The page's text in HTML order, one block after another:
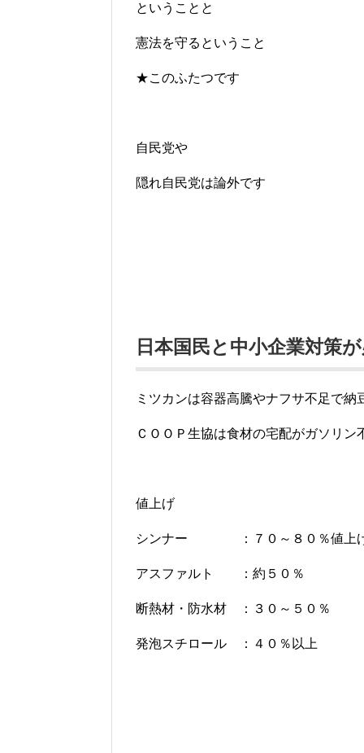
ということと
憲法を守るということ
★このふたつです
自民党や
隠れ自民党は論外です
日本国民と中小企業対策
ミツカンは容器高騰やナフサ不足で
ＣＯＯＰ生協は食材の宅配がガソリン
値上げ
シンナー ：７０～８０％値上
アスファルト ：約５０％
断熱材・防水材 ：３０～５０％
発泡スチロール ：４０％以上